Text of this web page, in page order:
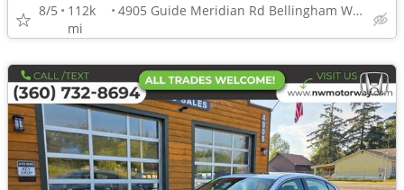
8/5
112k
mi
4905 Guide Meridian Rd Bellingham WA 98226